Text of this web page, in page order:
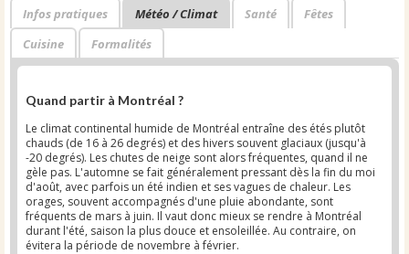
Infos pratiques Météo / Climat Santé
Fêtes
Cuisine
Formalités
Quand partir à Montréal ?
Le climat continental humide de Montréal entraîne des étés plutôt
chauds (de 16 à 26 degrés) et des hivers souvent glaciaux (jusqu'à
-20 degrés). Les chutes de neige sont alors fréquentes, quand il ne
gèle pas. L'automne se fait généralement pressant dès la fin du moi
d'août, avec parfois un été indien et ses vagues de chaleur. Les
orages, souvent accompagnés d'une pluie abondante, sont
fréquents de mars à juin. Il vaut donc mieux se rendre à Montréal
durant l'été, saison la plus douce et ensoleillée. Au contraire, on
évitera la période de novembre à février.